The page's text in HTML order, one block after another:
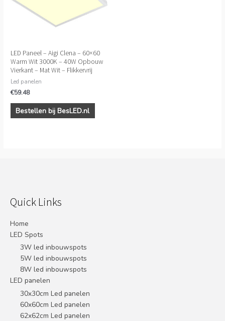
LED Paneel – Aigi Clena – 60×60
Warm Wit 3000K – 40W Opbouw
Vierkant – Mat Wit – Flikkervrij
Led panelen
€59.48
Bestellen bij BesLED.nl
Quick Links
Home
LED Spots
3W led inbouwspots
5W led inbouwspots
8W led inbouwspots
LED panelen
30x30cm Led panelen
60x60cm Led panelen
62x62cm Led panelen